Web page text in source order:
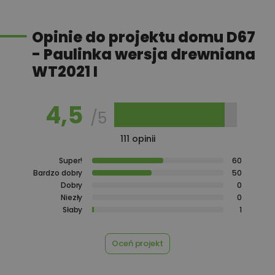
Projekt instalacji solarnej
Projekt ogrzewania podłogowego 790,00 zł
Przydomowa oczyszczalnia
ścieków
450,00 zł
Płyta styropianowa na wymiar
Opinie do projektu domu D67
- Paulinka wersja drewniana
WT2021 I
4,5 /5
111 opinii
Super!
60
Bardzo dobry
50
Dobry
0
Niezły
0
Słaby
1
Oceń projekt